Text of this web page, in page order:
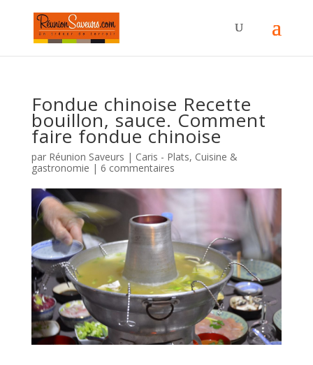
Fondue chinoise Recette
bouillon, sauce. Comment
faire fondue chinoise
par Réunion Saveurs | Caris - Plats, Cuisine &
gastronomie | 6 commentaires